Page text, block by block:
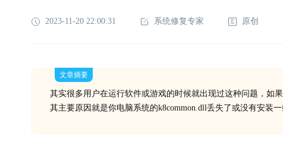
2023-11-20 22:00:31 系统修复专家 原创
文章摘要
其实很多用户在运行软件或游戏的时候就出现过这种问题，如
其主要原因就是你电脑系统的k8common.dll丢失了或没有安装一